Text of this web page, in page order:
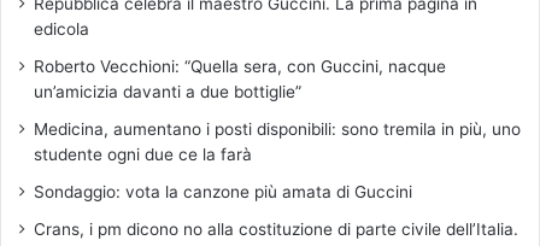
edicola
Roberto Vecchioni: “Quella sera, con Guccini, nacque
un’amicizia davanti a due bottiglie”
Medicina, aumentano i posti disponibili: sono tremila in più, uno
studente ogni due ce la farà
Sondaggio: vota la canzone più amata di Guccini
Crans, i pm dicono no alla costituzione di parte civile dell’Italia.